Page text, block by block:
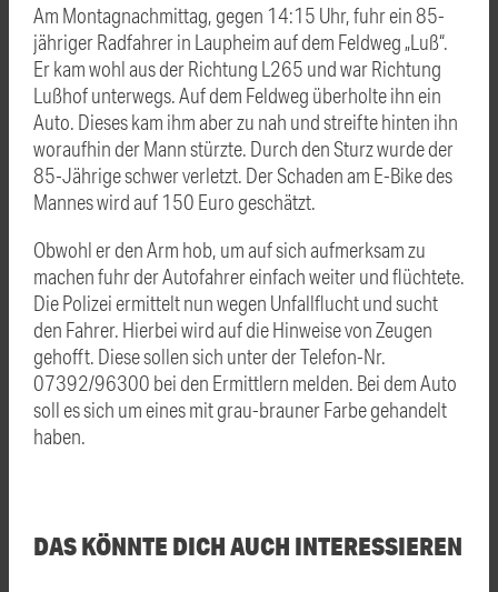
Am Montagnachmittag, gegen 14:15 Uhr, fuhr ein 85-
jähriger Radfahrer in Laupheim auf dem Feldweg „Luß“.
Er kam wohl aus der Richtung L265 und war Richtung
Lußhof unterwegs. Auf dem Feldweg überholte ihn ein
Auto. Dieses kam ihm aber zu nah und streifte hinten ihn
woraufhin der Mann stürzte. Durch den Sturz wurde der
85-Jährige schwer verletzt. Der Schaden am E-Bike des
Mannes wird auf 150 Euro geschätzt.
Obwohl er den Arm hob, um auf sich aufmerksam zu
machen fuhr der Autofahrer einfach weiter und flüchtete.
Die Polizei ermittelt nun wegen Unfallflucht und sucht
den Fahrer. Hierbei wird auf die Hinweise von Zeugen
gehofft. Diese sollen sich unter der Telefon-Nr.
07392/96300 bei den Ermittlern melden. Bei dem Auto
soll es sich um eines mit grau-brauner Farbe gehandelt
haben.
DAS KÖNNTE DICH AUCH INTERESSIEREN